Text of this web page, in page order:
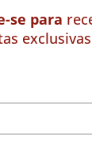
se para
exclusivas